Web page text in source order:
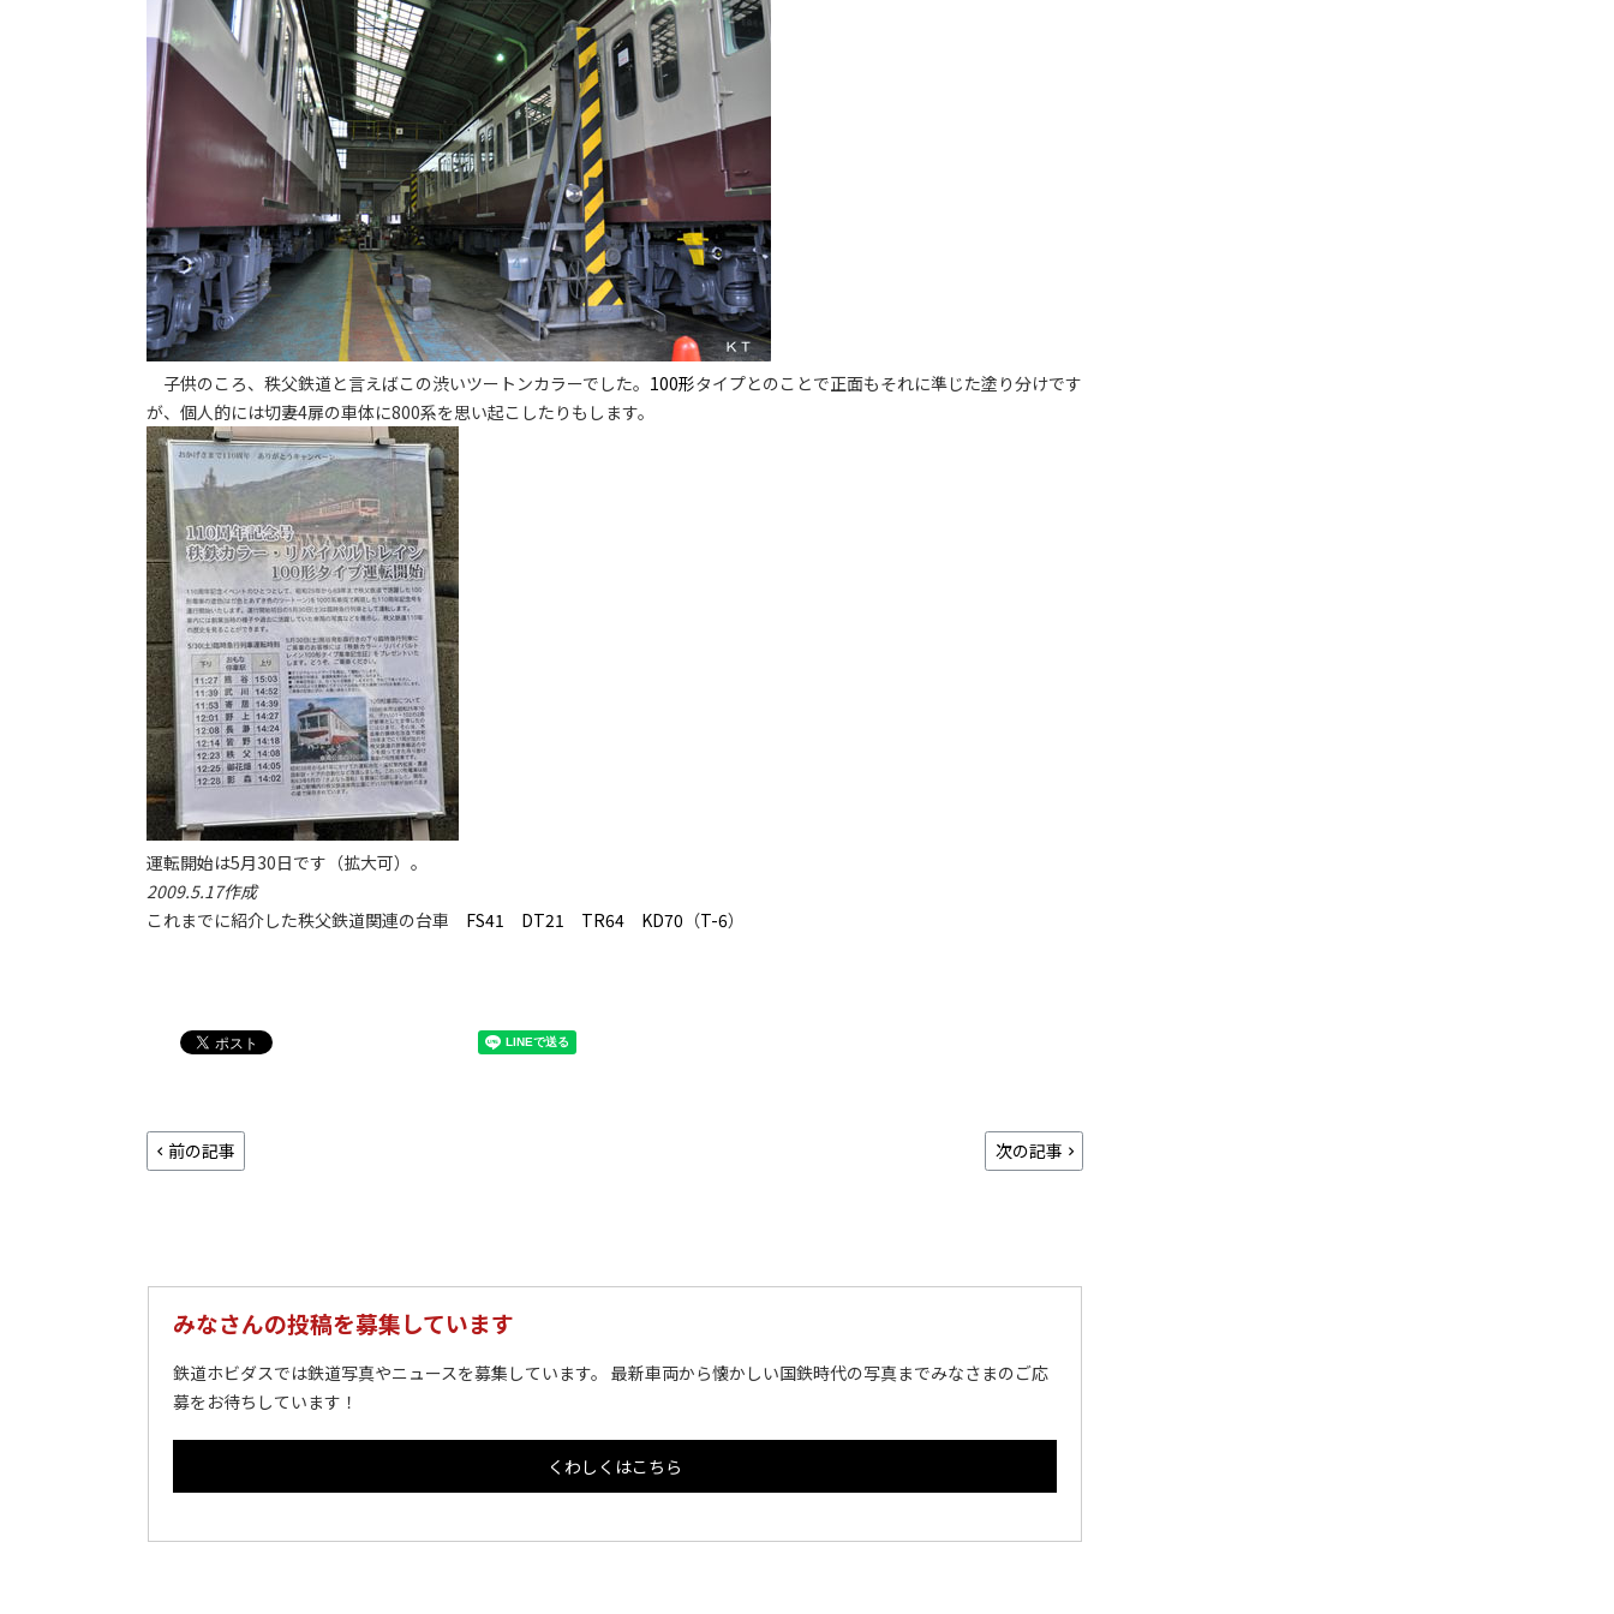
子供のころ、秩父鉄道と言えばこの渋いツートンカラーでした。 100形タイプとのことで正面もそれに準じた塗り分けです
が、個人的には切妻4扉の車体に800系を思い起こしたりもします。
運転開始は5月30日です（拡大可）。
2009.5.17作成
これまでに紹介した秩父鉄道関連の台車 FS41 DT21 TR64 KD70 （T-6）
前の記事 次の記事
みなさんの投稿を募集しています
鉄道ホビダスでは鉄道写真やニュースを募集しています。 最新車両から懐かしい国鉄時代の写真までみなさまのご応
募をお待ちしています！
くわしくはこちら